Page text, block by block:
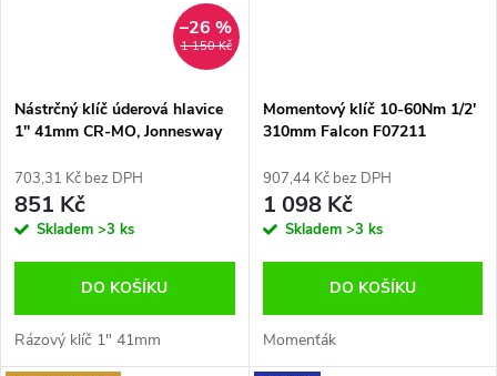
1 150 Kč
–26 %
Nástrčný klíč úderová hlavice
1'' 41mm CR-MO, Jonnesway
703,31 Kč bez DPH
851 Kč
Skladem >3 ks
DO KOŠÍKU
Rázový klíč 1" 41mm
Momentový klíč 10-60Nm 1/2'
310mm Falcon F07211
907,44 Kč bez DPH
1 098 Kč
Skladem >3 ks
DO KOŠÍKU
Momenťák